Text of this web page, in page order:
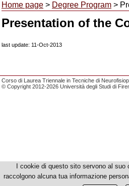
Home page > Degree Program >
Presentation of the
last update: 11-Oct-2013
Corso di Laurea Triennale in Tecniche di
© Copyright 2012-2026 Università degli Studi di
I cookie di questo sito servono al
raccolgono alcuna tua informazione